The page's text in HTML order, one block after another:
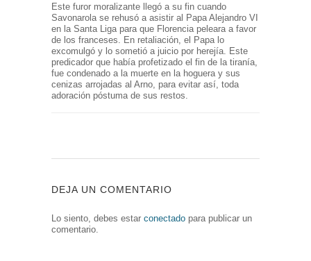
Este furor moralizante llegó a su fin cuando
Savonarola se rehusó a asistir al Papa Alejandro VI
en la Santa Liga para que Florencia peleara a favor
de los franceses. En retaliación, el Papa lo
excomulgó y lo sometió a juicio por herejía. Este
predicador que había profetizado el fin de la tiranía,
fue condenado a la muerte en la hoguera y sus
cenizas arrojadas al Arno, para evitar así, toda
adoración póstuma de sus restos.
DEJA UN COMENTARIO
Lo siento, debes estar conectado para publicar un
comentario.